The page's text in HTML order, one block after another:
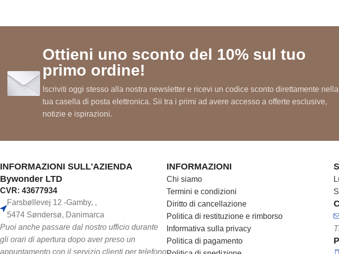
Esperienza confortevole nel disagio
Supporto per una vita quotidiana rilassata
Sensazione piacevole alle gambe
Ristoro confortevole
Ottieni uno sconto del 10% sul tuo
primo ordine!
Iscriviti oggi stesso alla nostra newsletter e ricevi un codice sconto direttamente nella
tua casella di posta elettronica. Sii tra i primi ad avere accesso a offerte esclusive,
notizie e ispirazioni.
INFORMAZIONI SULL'AZIENDA
Bywonder LTD
CVR: 43677934
Farsbøllevej 12 -Gamby, ,
5474 Søndersø, Danimarca
Puoi anche passare dal nostro ufficio durante
gli orari di apertura dopo aver preso un
appuntamento con il servizio clienti per telefono
INFORMAZIONI
Chi siamo
Termini e condizioni
Diritto di cancellazione
Politica di restituzione e rimborso
Informativa sulla privacy
Politica di pagamento